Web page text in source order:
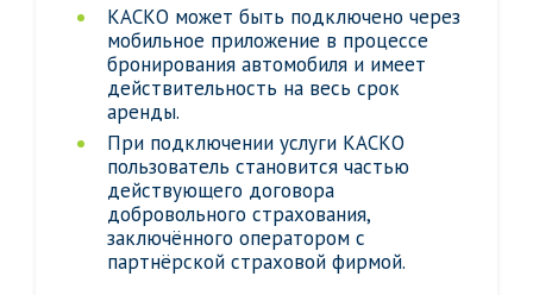
КАСКО может быть подключено через
мобильное приложение в процессе
бронирования автомобиля и имеет
действительность на весь срок
аренды.
При подключении услуги КАСКО
пользователь становится частью
действующего договора
добровольного страхования,
заключённого оператором с
партнёрской страховой фирмой.